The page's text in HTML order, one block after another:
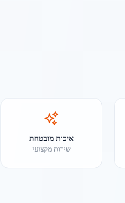
איכות מובטחת
שירות מקצועי